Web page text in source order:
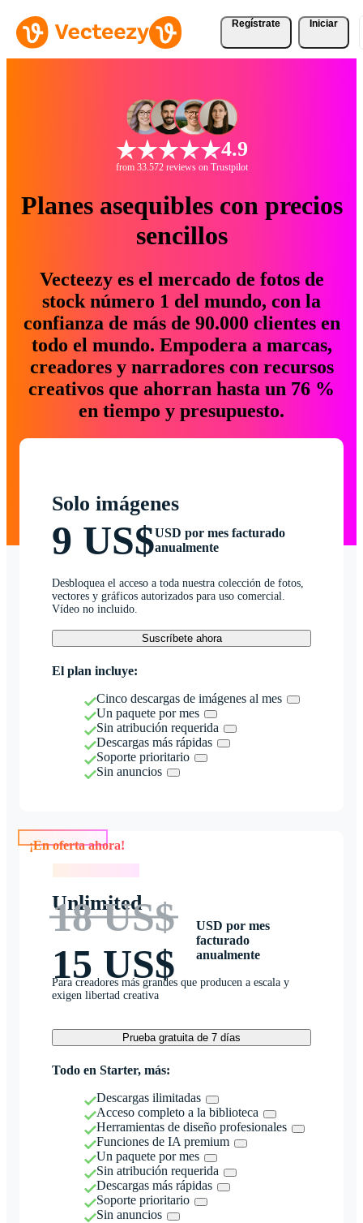
Regístrate Iniciar
4.9
from 33.572 reviews on Trustpilot
Planes asequibles con precios
sencillos
Vecteezy es el mercado de fotos de
stock número 1 del mundo, con la
confianza de más de 90.000 clientes en
todo el mundo. Empodera a marcas,
creadores y narradores con recursos
creativos que ahorran hasta un 76 %
en tiempo y presupuesto.
Solo imágenes
9 US$USD por mes facturado
anualmente
Desbloquea el acceso a toda nuestra colección de fotos,
vectores y gráficos autorizados para uso comercial.
Vídeo no incluido.
Suscríbete ahora
El plan incluye:
Cinco descargas de imágenes al mes
Un paquete por mes
Sin atribución requerida
Descargas más rápidas
Soporte prioritario
Sin anuncios
Unlimited
18 US$
15 US$
USD por mes
facturado
anualmente
Para creadores más grandes que producen a escala y
exigen libertad creativa
Prueba gratuita de 7 días
Todo en Starter, más:
Descargas ilimitadas
Acceso completo a la biblioteca
Herramientas de diseño profesionales
Funciones de IA premium
Un paquete por mes
Sin atribución requerida
Descargas más rápidas
Soporte prioritario
Sin anuncios